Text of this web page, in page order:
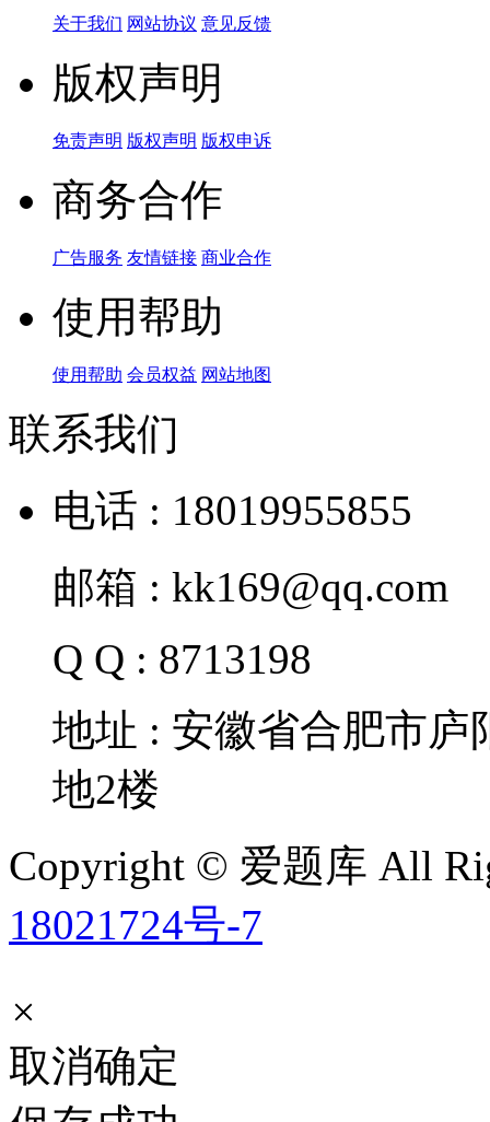
关于我们 网站协议 意见反馈
版权声明
免责声明 版权声明 版权申诉
商务合作
广告服务 友情链接 商业合作
使用帮助
使用帮助 会员权益 网站地图
联系我们
电话 : 18019955855
邮箱 : kk169@qq.com
Q Q : 8713198
地址 : 安徽省合肥市
地2楼
Copyright © 爱题库 All
18021724号-7
×
取消确定